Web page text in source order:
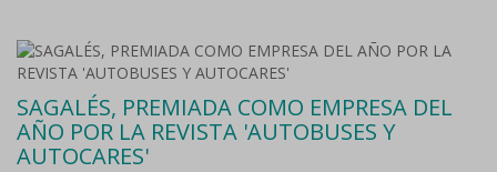
SAGALÉS, PREMIADA COMO EMPRESA DEL
AÑO POR LA REVISTA 'AUTOBUSES Y
AUTOCARES'